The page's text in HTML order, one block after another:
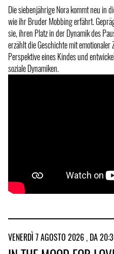
Die siebenjährige Nora kommt neu in
wie ihr Bruder Mobbing erfährt.
sie, ihren Platz in der Dynamik des
erzählt die Geschichte mit
Perspektive eines Kindes und
soziale Dynamiken.
VENERDÌ 7 AGOSTO 2026 , DA